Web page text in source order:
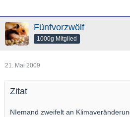
Fünfvorzwölf
1000g Mitglied
21. Mai 2009
Zitat
NIemand zweifelt an